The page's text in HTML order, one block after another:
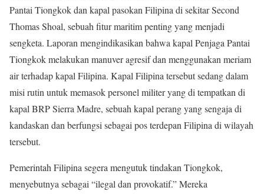
Pantai Tiongkok dan kapal pasokan Filipina di sekitar Second
Thomas Shoal, sebuah fitur maritim penting yang menjadi
sengketa. Laporan mengindikasikan bahwa kapal Penjaga Pantai
Tiongkok melakukan manuver agresif dan menggunakan meriam
air terhadap kapal Filipina. Kapal Filipina tersebut sedang dalam
misi rutin untuk memasok personel militer yang di tempatkan di
kapal BRP Sierra Madre, sebuah kapal perang yang sengaja di
kandaskan dan berfungsi sebagai pos terdepan Filipina di wilayah
tersebut.
Pemerintah Filipina segera mengutuk tindakan Tiongkok,
menyebutnya sebagai “ilegal dan provokatif.” Mereka